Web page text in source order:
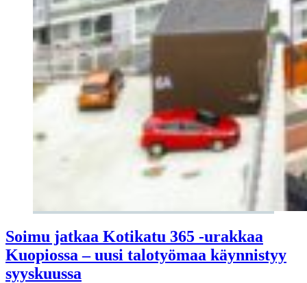
Soimu jatkaa Kotikatu 365 -urakkaa
Kuopiossa – uusi talotyömaa käynnistyy
syyskuussa